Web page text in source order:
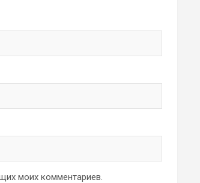
моих комментариев.